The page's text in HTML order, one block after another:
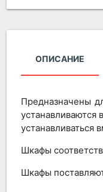
ОПИСАНИЕ
Предназначены
Шкафы
Шкафы